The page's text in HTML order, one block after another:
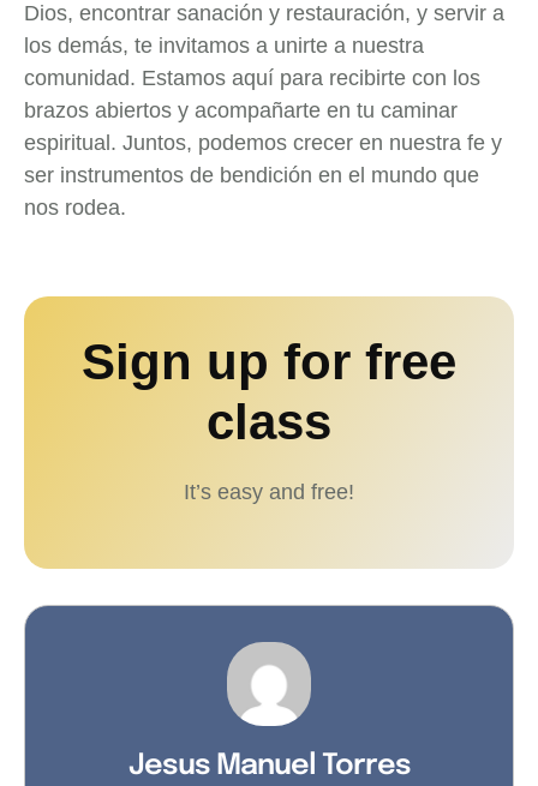
Dios, encontrar sanación y restauración, y servir a
los demás, te invitamos a unirte a nuestra
comunidad. Estamos aquí para recibirte con los
brazos abiertos y acompañarte en tu caminar
espiritual. Juntos, podemos crecer en nuestra fe y
ser instrumentos de bendición en el mundo que
nos rodea.
Sign up for free
class
It’s easy and free!
Jesus Manuel Torres